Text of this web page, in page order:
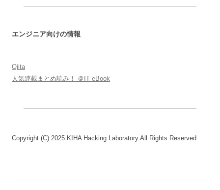
エンジニア向けの情報
Qiita
人気連載まとめ読み！ ＠IT eBook
Copyright (C) 2025 KIHA Hacking Laboratory All Rights Reserved.